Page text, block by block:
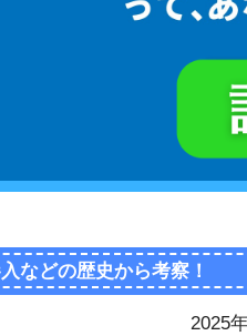
などの歴史から考察！
2025